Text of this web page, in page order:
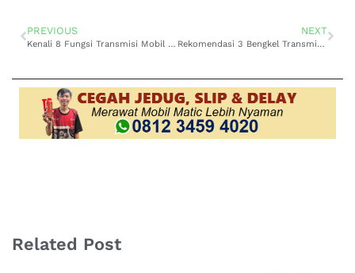
PREVIOUS
Kenali 8 Fungsi Transmisi Mobil Matic Secara Umum
NEXT
Rekomendasi 3 Bengkel Transmisi Matic Terdekat di Jakarta
Related Post